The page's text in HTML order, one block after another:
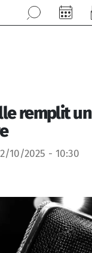
remplit un
10/2025 - 10:30